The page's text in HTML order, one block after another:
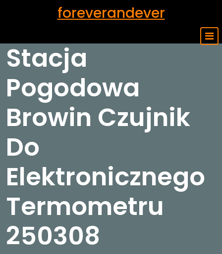
foreverandever
Stacja
Pogodowa
Browin Czujnik
Do
Elektronicznego
Termometru
250308